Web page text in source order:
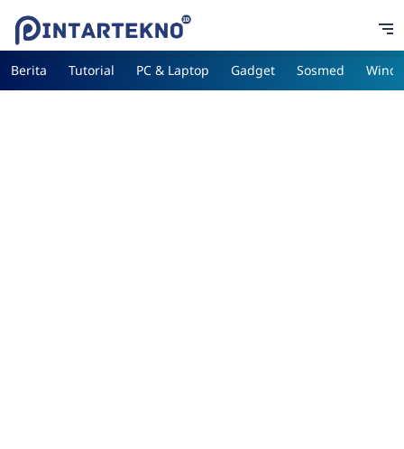
Berita Tutorial PC & Laptop Gadget Sosmed